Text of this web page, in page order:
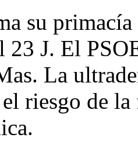
su
J. El
La
el riesgo de